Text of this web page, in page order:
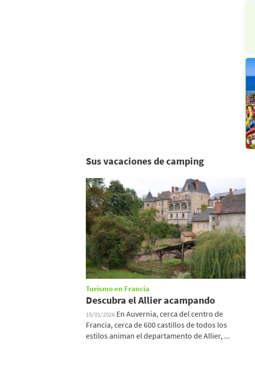
Sus vacaciones de camping
Turismo en Francia
Descubra el Allier acampando
15/01/2026 En Auvernia, cerca del centro de
Francia, cerca de 600 castillos de todos los
estilos animan el departamento de Allier, ...